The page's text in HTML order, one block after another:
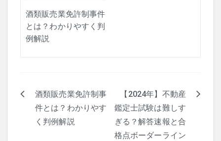
酒類販売業免許制事件
とは？わかりやすく判
例解説
投
酒類販売業免許制事
件とは？わかりやす
く判例解説
【2024年】不動産
鑑定士試験は難しす
ぎる？解答速報と合
格点ボーダーライン